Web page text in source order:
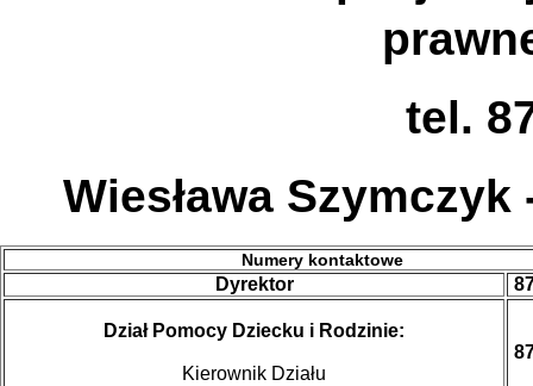
tel.
Wiesława
Numery kontaktowe
Dyrektor
Dział Pomocy Dziecku i Rodzinie:
Kierownik Działu